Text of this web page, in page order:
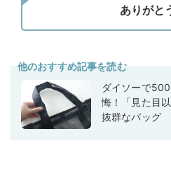
他のおすすめ記事を読む
ダイソーで
悔！「見た目
抜群なバッグ